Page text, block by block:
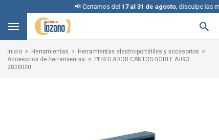
📢 Cerramos del17 al 31 de agosto, disculpe las

Inicio Herramientas
Herramientas electro-portátiles y accesorios
Accesorios de herramientas
PERFILADOR CANTOS DOBLE AU93
2800000